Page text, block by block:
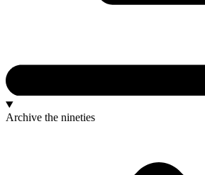
Archive the nineties